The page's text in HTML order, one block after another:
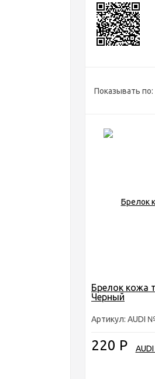
Показывать по:
Брелок кожа
Черный
Артикул: AUDI
220 Р